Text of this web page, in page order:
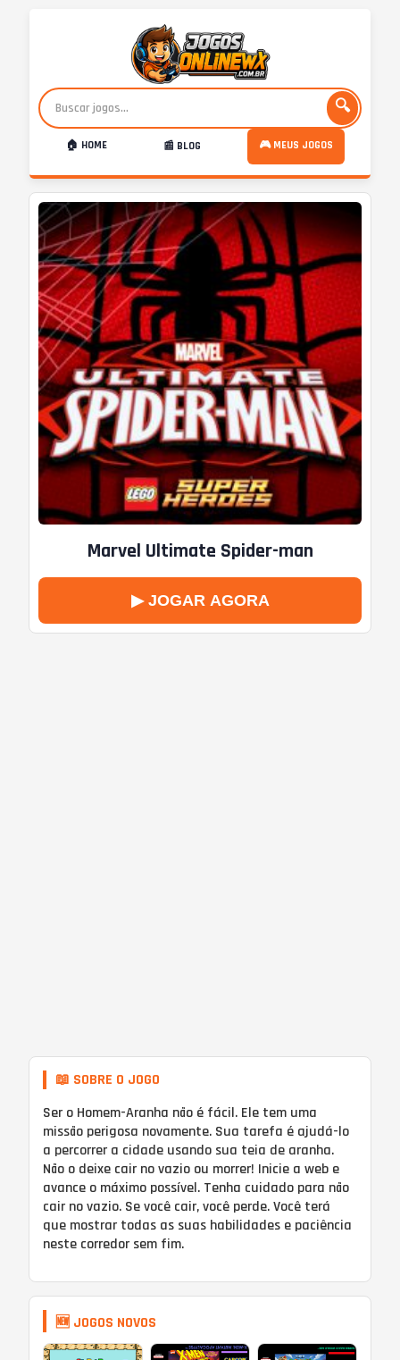
🔍
🏠 HOME 📰 BLOG 🎮 MEUS JOGOS
Marvel Ultimate Spider-man
▶ JOGAR AGORA
📖 SOBRE O JOGO
Ser o Homem-Aranha não é fácil. Ele tem uma
missão perigosa novamente. Sua tarefa é ajudá-lo
a percorrer a cidade usando sua teia de aranha.
Não o deixe cair no vazio ou morrer! Inicie a web e
avance o máximo possível. Tenha cuidado para não
cair no vazio. Se você cair, você perde. Você terá
que mostrar todas as suas habilidades e paciência
neste corredor sem fim.
🆕 JOGOS NOVOS